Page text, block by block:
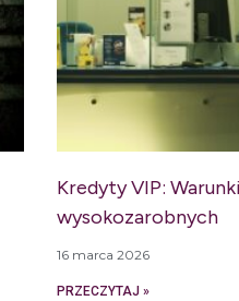
Kredyty VIP:
wysokozarobnych
16 marca 2026
PRZECZYTAJ »